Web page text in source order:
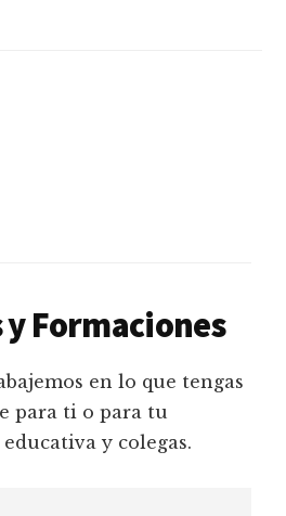
y Formaciones
en lo que tengas
para ti o para tu
y colegas.